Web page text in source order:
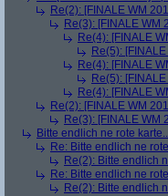
Re(2): [FINALE WM
Re(3): [FINALE WM
Re(4): [FINALE
Re(5):
Re(4): [FINALE
Re(5):
Re(4): [FINALE
Re(2): [FINALE WM
Re(3): [FINALE WM
Bitte endlich ne rote karte..
Re: Bitte endlich ne
Re(2): Bitte endlich
Re: Bitte endlich ne
Re(2): Bitte endlich